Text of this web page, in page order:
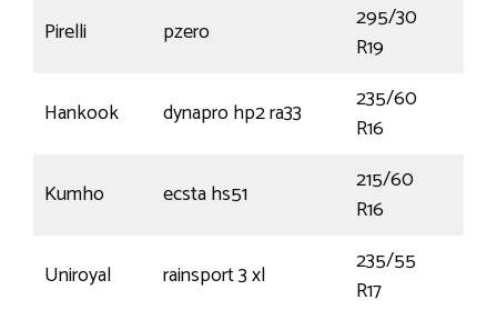
Pirelli pzero
295/30
R19
Hankook dynapro hp2 ra33
235/60
R16
Kumho ecsta hs51
215/60
R16
Uniroyal rainsport 3 xl
235/55
R17